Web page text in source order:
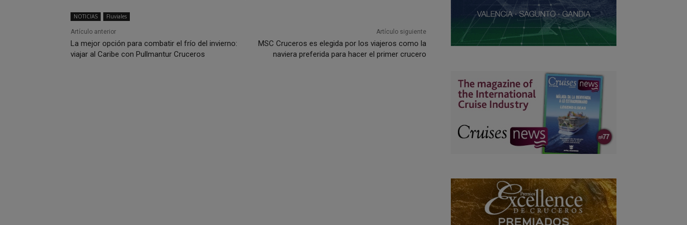
NOTICIAS Fluviales
Artículo anterior
La mejor opción para combatir el frío del invierno:
viajar al Caribe con Pullmantur Cruceros
Artículo siguiente
MSC Cruceros es elegida por los viajeros como la
naviera preferida para hacer el primer crucero